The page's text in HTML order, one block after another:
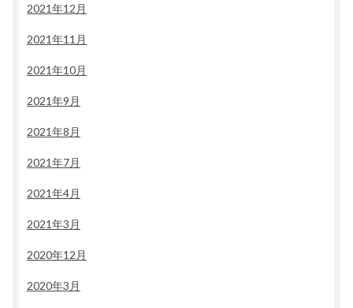
2021年12月
2021年11月
2021年10月
2021年9月
2021年8月
2021年7月
2021年4月
2021年3月
2020年12月
2020年3月